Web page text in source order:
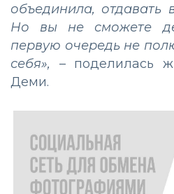
объединила, отдавать
Но вы не сможете
первую очередь не
себя», – поделилась
Деми.